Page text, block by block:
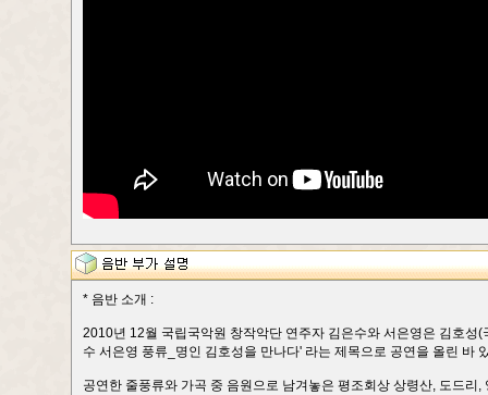
* 음반 소개 :
2010년 12월 국립국악원 창작악단 연주자 김은수와 서은영은 김호성
수 서은영 풍류_명인 김호성을 만나다' 라는 제목으로 공연을 올린 바
공연한 줄풍류와 가곡 중 음원으로 남겨놓은 평조회상 상령산, 도드